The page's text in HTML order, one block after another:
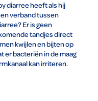
diarree heeft als hij
verband tussen
Er is geen
tandjes direct
kwijlen en bijten op
er bacteriën in de maag
kan irriteren.